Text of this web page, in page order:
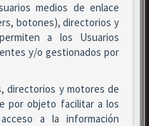
medios de enlace
botones), directorios y
a los Usuarios
y/o gestionados por
directorios y motores de
por objeto facilitar a los
a la información